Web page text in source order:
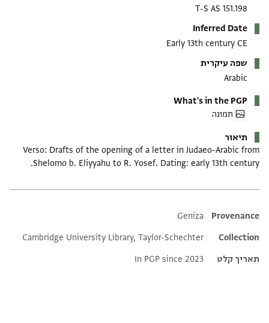
T-S AS 151.198
Inferred Date
Early 13th century CE
שפה עיקרית
Arabic
What's in the PGP
תמונה
תיאור
Verso: Drafts of the opening of a letter in Judaeo-Arabic from
Shelomo b. Eliyyahu to R. Yosef. Dating: early 13th century.
Additional metadata
Provenance
Geniza
Collection
Cambridge University Library, Taylor-Schechter
תאריך קלט
In PGP since 2023